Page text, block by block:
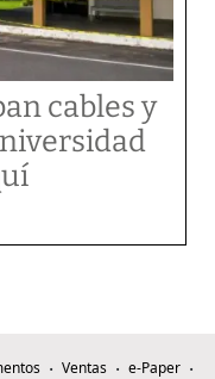
cables y
Ventas
e-Paper